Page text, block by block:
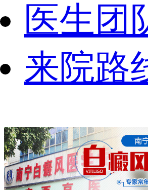
医生团
来院路